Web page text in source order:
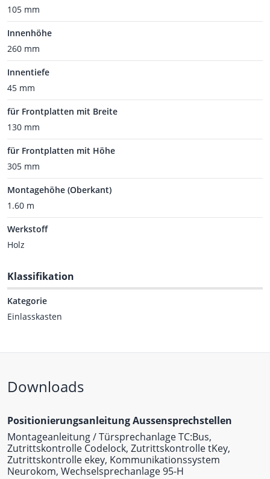
105 mm
Innenhöhe
260 mm
Innentiefe
45 mm
für Frontplatten mit Breite
130 mm
für Frontplatten mit Höhe
305 mm
Montagehöhe (Oberkant)
1.60 m
Werkstoff
Holz
Klassifikation
Kategorie
Einlasskasten
Downloads
Positionierungsanleitung Aussensprechstellen
Montageanleitung / Türsprechanlage TC:Bus,
Zutrittskontrolle Codelock, Zutrittskontrolle tKey,
Zutrittskontrolle ekey, Kommunikationssystem
Neurokom, Wechselsprechanlage 95-H